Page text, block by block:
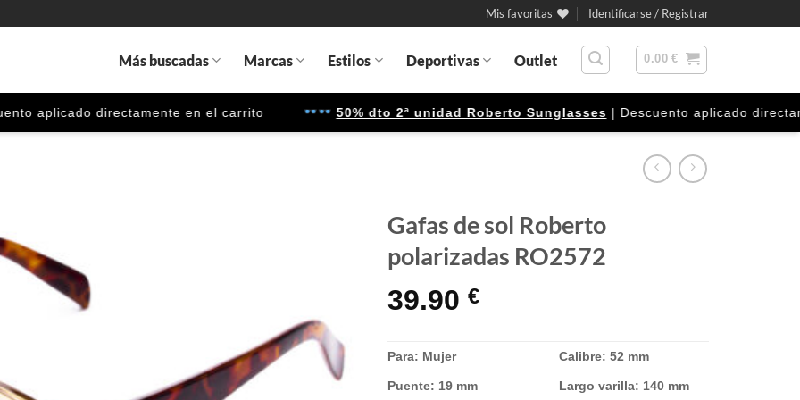
Mis favoritas Identificarse / Registrar
Más buscadas Marcas Estilos Deportivas Outlet 0.00€
aplicado directamente en el carrito 50% dto 2ª unidad Roberto Sunglasses | Descuento aplicado
Gafas de sol Roberto
polarizadas RO2572
39.90 €
Para: Mujer Calibre: 52 mm
Puente: 19 mm Largo varilla: 140 mm